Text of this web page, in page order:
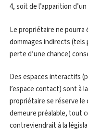
4, soit de l’apparition
Le propriétaire ne
dommages indirects (tels
perte d’une chance)
Des espaces interactifs
l’espace contact) sont à
propriétaire se réserve le
demeure préalable, tout
contreviendrait à la